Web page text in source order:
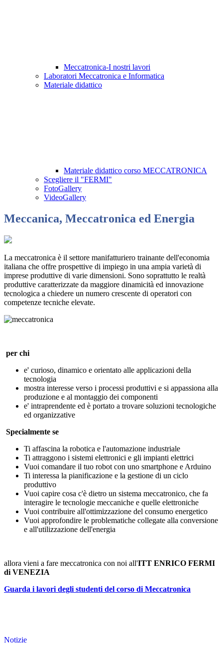
Meccatronica-I nostri lavori
Laboratori Meccatronica e Informatica
Materiale didattico
Materiale didattico corso MECCATRONICA
Scegliere il "FERMI"
FotoGallery
VideoGallery
Meccanica, Meccatronica ed Energia
La meccatronica è il settore manifatturiero trainante dell'economia
italiana che offre prospettive di impiego in una ampia varietà di
imprese produttive di varie dimensioni. Sono soprattutto le realtà
produttive caratterizzate da maggiore dinamicità ed innovazione
tecnologica a chiedere un numero crescente di operatori con
competenze tecniche elevate.
per chi
e' curioso, dinamico e orientato alle applicazioni della
tecnologia
mostra interesse verso i processi produttivi e si appassiona alla
produzione e al montaggio dei componenti
e' intraprendente ed è portato a trovare soluzioni tecnologiche
ed organizzative
Specialmente se
Ti affascina la robotica e l'automazione industriale
Ti attraggono i sistemi elettronici e gli impianti elettrici
Vuoi comandare il tuo robot con uno smartphone e Arduino
Ti interessa la pianificazione e la gestione di un ciclo
produttivo
Vuoi capire cosa c'è dietro un sistema meccatronico, che fa
interagire le tecnologie meccaniche e quelle elettroniche
Vuoi contribuire all'ottimizzazione del consumo energetico
Vuoi approfondire le problematiche collegate alla conversione
e all'utilizzazione dell'energia
allora vieni a fare meccatronica con noi all'ITT ENRICO FERMI
di VENEZIA
Guarda i lavori degli studenti del corso di Meccatronica
Notizie